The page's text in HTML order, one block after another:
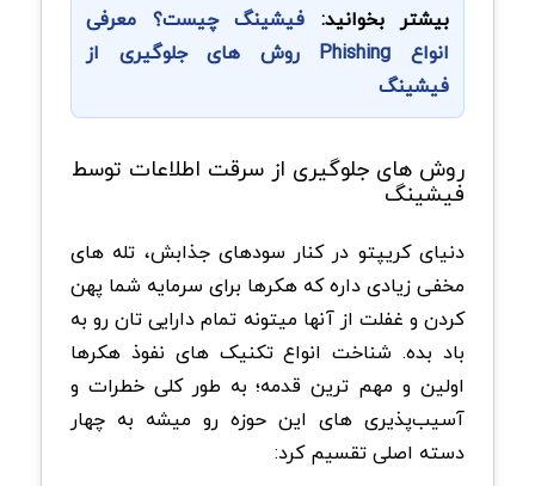
بیشتر بخوانید: فیشینگ چیست؟ معرفی
انواع Phishing روش های جلوگیری از
فیشینگ
روش های جلوگیری از سرقت اطلاعات توسط
فیشینگ
دنیای کریپتو در کنار سودهای جذابش، تله های
مخفی زیادی داره که هکرها برای سرمایه شما پهن
کردن و غفلت از آنها میتونه تمام دارایی تان رو به
باد بده. شناخت انواع تکنیک های نفوذ هکرها
اولین و مهم ترین قدمه؛ به طور کلی خطرات و
آسیب‌پذیری های این حوزه رو میشه به چهار
دسته اصلی تقسیم کرد: